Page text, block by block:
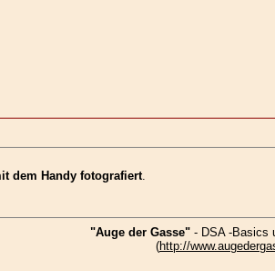
dem Handy fotografiert.
"Auge der Gasse"- DSA -Basics
(http://